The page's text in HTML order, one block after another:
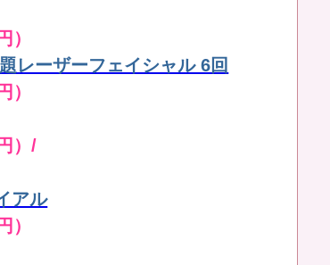
）
レーザーフェイシャル 6回
）
）/
アル
）